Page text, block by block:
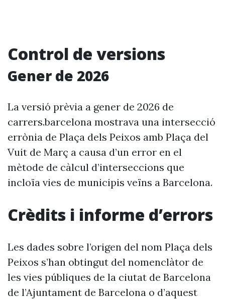
Control de versions
Gener de 2026
La versió prèvia a gener de 2026 de
carrers.barcelona mostrava una intersecció
errònia de Plaça dels Peixos amb Plaça del
Vuit de Març a causa d’un error en el
mètode de càlcul d’interseccions que
incloïa vies de municipis veïns a Barcelona.
Crèdits i informe d’errors
Les dades sobre l’origen del nom Plaça dels
Peixos s’han obtingut del nomenclàtor de
les vies públiques de la ciutat de Barcelona
de l’Ajuntament de Barcelona o d’aquest